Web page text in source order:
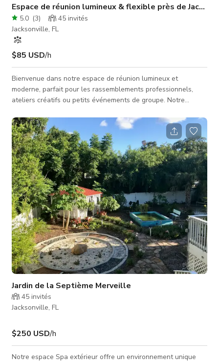
Espace de réunion lumineux & flexible près de
5.0 (3) 45 invités
Jacksonville, FL
$85 USD/h
Bienvenue dans notre espace de réunion lumineux et
moderne, parfait pour les rassemblements professionnels,
ateliers créatifs ou petits événements de groupe. Notre
rénové. La salle de réunion St. Johns offre 615 pieds carrés
d'espace polyvalent, pouvant accueillir confortablement
jusqu'à 45 invités en style théâtre ou 20–25 invités en style
classe avec espace pour matériaux ou présentations. Elle
dispose de lumièr
Jardin de la Septième Merveille
45 invités
Jacksonville, FL
$250 USD/h
Notre espace Spa extérieur offre un environnement unique